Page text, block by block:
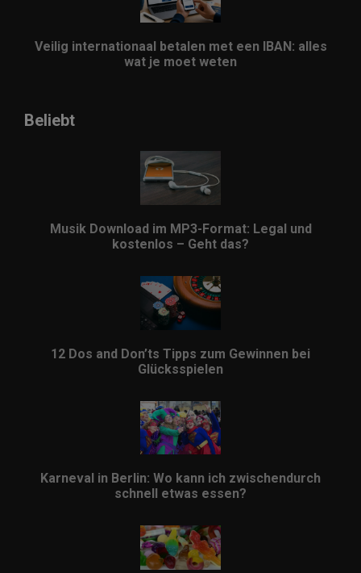
Veilig internationaal betalen met een IBAN: alles
wat je moet weten
Beliebt
Musik Download im MP3-Format: Legal und
kostenlos – Geht das?
12 Dos and Don’ts Tipps zum Gewinnen bei
Glücksspielen
Karneval in Berlin: Wo kann ich zwischendurch
schnell etwas essen?